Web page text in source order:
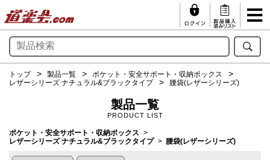
トップ 製品一覧
ポケット・安全サポート・収納ボックス
レザーシリーズ ナチュラル&ブラックタイプ
腰袋(レザーシリーズ)
製品一覧
PRODUCT LIST
ポケット・安全サポート・収納ボックス
レザーシリーズ ナチュラル&ブラックタイプ
腰袋(レザーシリーズ)